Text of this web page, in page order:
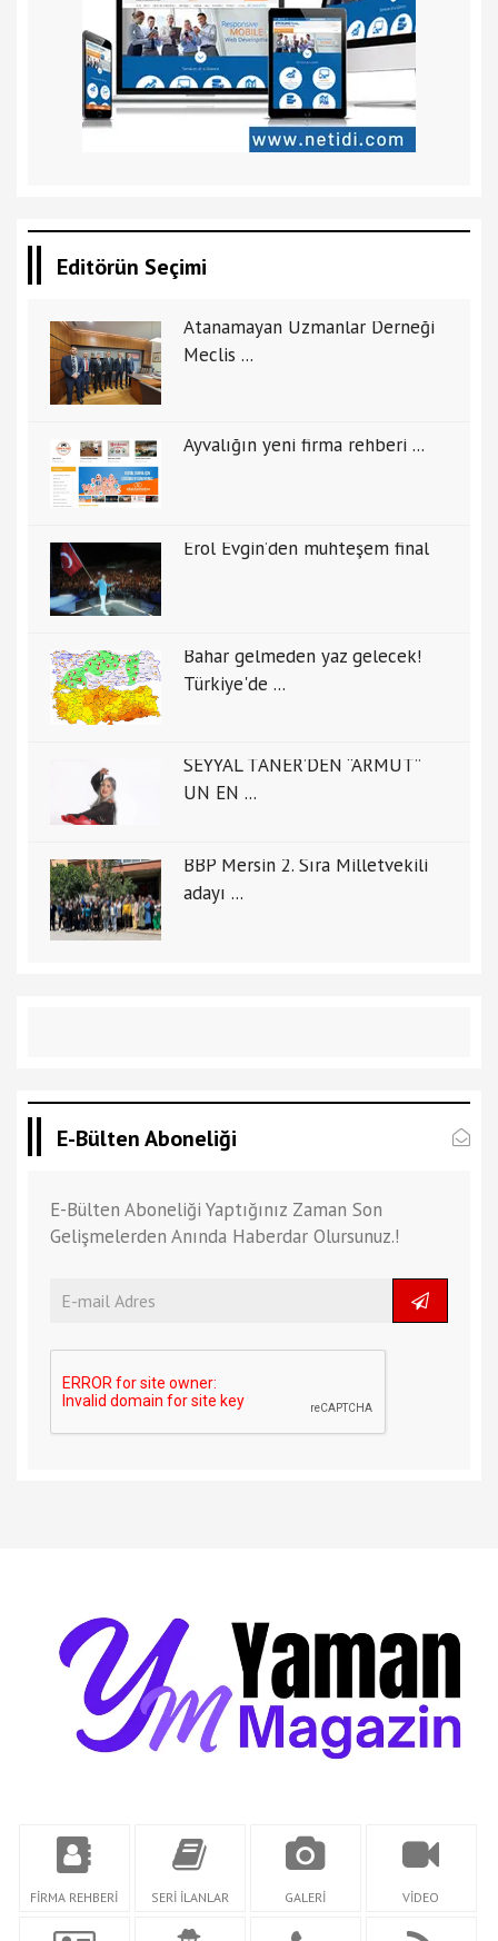
Editörün Seçimi
Atanamayan Uzmanlar Derneği
Meclis ...
Ayvalığın yeni firma rehberi ...
Erol Evgin’den muhteşem final
Bahar gelmeden yaz gelecek!
Türkiye'de ...
SEYYAL TANER’DEN “ARMUT”
UN EN ...
BBP Mersin 2. Sıra Milletvekili
adayı ...
E-Bülten Aboneliği
E-Bülten Aboneliği Yaptığınız Zaman Son
Gelişmelerden Anında Haberdar Olursunuz.!
FİRMA REHBERİ SERİ İLANLAR GALERİ VİDEO